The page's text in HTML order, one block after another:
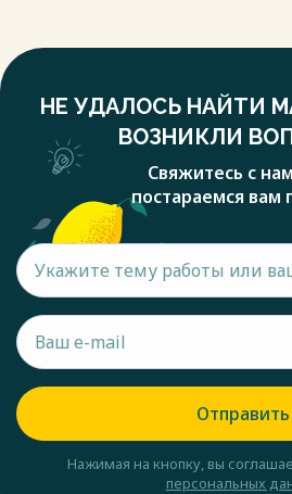
НЕ УДАЛОСЬ НАЙТИ
ВОЗНИКЛИ
Свяжитесь с
постараемся вам
Отправить
Нажимая на кнопку, вы
персональных